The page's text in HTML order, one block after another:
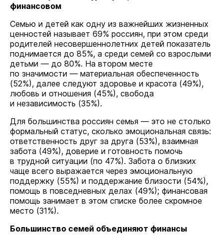
финансовом
Семью и детей как одну из важнейших жизненных
ценностей называет 69% россиян, при этом среди
родителей несовершеннолетних детей показатель
поднимается до 85%, а среди семей со взрослыми
детьми — до 80%. На втором месте
по значимости — материальная обеспеченность
(52%), далее следуют здоровье и красота (49%),
любовь и отношения (45%), свобода
и независимость (35%).
Для большинства россиян семья — это не столько
формальный статус, сколько эмоциональная связь:
ответственность друг за друга (53%), взаимная
забота (49%), доверие и готовность помочь
в трудной ситуации (по 47%). Забота о близких
чаще всего выражается через эмоциональную
поддержку (55%) и поддержание близости (54%),
помощь в повседневных делах (49%); финансовая
помощь занимает в этом списке более скромное
место (31%).
Большинство семей объединяют финансы